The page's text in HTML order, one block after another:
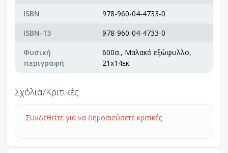
ISBN
978-960-04-4733-0
ISBN-13
978-960-04-4733-0
Φυσική
περιγραφή
600σ., Μαλακό εξώφυλλο,
21x14εκ.
Σχόλια/Κριτικές
Συνδεθείτε για να δημοσιεύσετε κριτικές